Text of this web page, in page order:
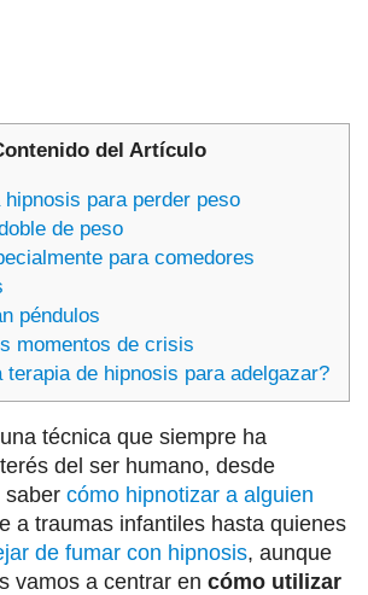
del Artículo
para perder peso
de peso
para comedores
péndulos
momentos de crisis
terapia de hipnosis para adelgazar?
técnica que siempre ha
del ser humano, desde
saber cómo hipnotizar a alguien
a traumas infantiles hasta quienes
de fumar con hipnosis, aunque
vamos a centrar en cómo utilizar